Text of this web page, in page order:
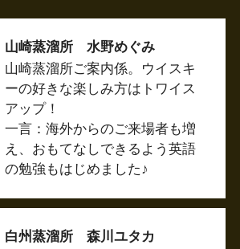
山崎蒸溜所 水野めぐみ
山崎蒸溜所ご案内係。ウイスキ
ーの好きな楽しみ方はトワイス
アップ！
一言：海外からのご来場者も増
え、おもてなしできるよう英語
の勉強もはじめました♪
白州蒸溜所 森川ユタカ